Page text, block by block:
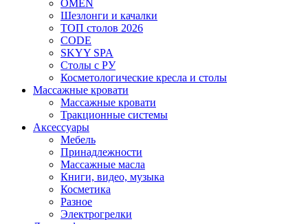
OMEN
Шезлонги и качалки
ТОП столов 2026
CODE
SKYY SPA
Столы с РУ
Косметологические кресла и столы
Массажные кровати
Массажные кровати
Тракционные системы
Аксессуары
Мебель
Принадлежности
Массажные масла
Книги, видео, музыка
Косметика
Разное
Электрогрелки